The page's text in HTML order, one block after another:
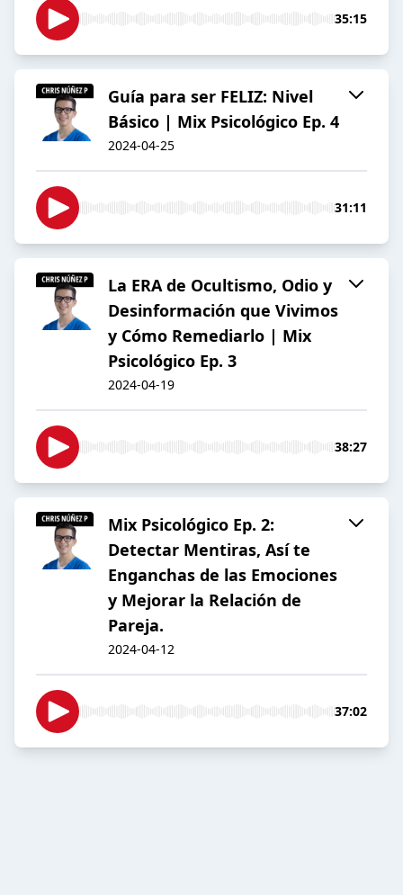
35:15
Guía para ser FELIZ: Nivel
Básico | Mix Psicológico Ep. 4
2024-04-25
31:11
La ERA de Ocultismo, Odio y
Desinformación que Vivimos
y Cómo Remediarlo | Mix
Psicológico Ep. 3
2024-04-19
38:27
Mix Psicológico Ep. 2:
Detectar Mentiras, Así te
Enganchas de las Emociones
y Mejorar la Relación de
Pareja.
2024-04-12
37:02